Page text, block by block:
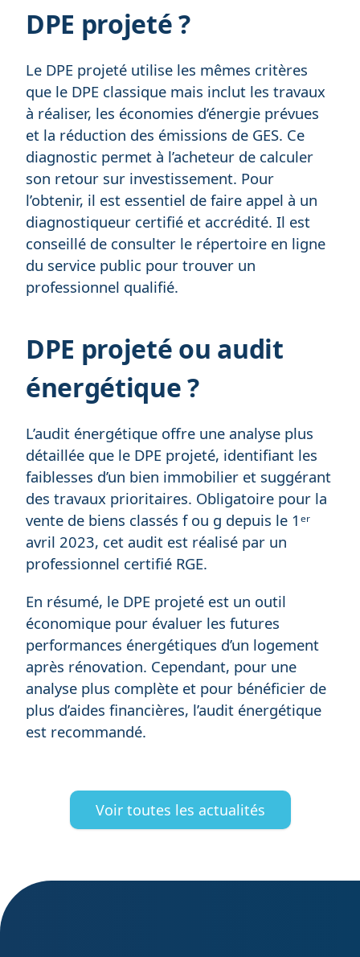
DPE projeté ?
Le DPE projeté utilise les mêmes critères
que le DPE classique mais inclut les travaux
à réaliser, les économies d’énergie prévues
et la réduction des émissions de GES. Ce
diagnostic permet à l’acheteur de calculer
son retour sur investissement. Pour
l’obtenir, il est essentiel de faire appel à un
diagnostiqueur certifié et accrédité. Il est
conseillé de consulter le répertoire en ligne
du service public pour trouver un
professionnel qualifié.
DPE projeté ou audit
énergétique ?
L’audit énergétique offre une analyse plus
détaillée que le DPE projeté, identifiant les
faiblesses d’un bien immobilier et suggérant
des travaux prioritaires. Obligatoire pour la
vente de biens classés f ou g depuis le 1ᵉʳ
avril 2023, cet audit est réalisé par un
professionnel certifié RGE.
En résumé, le DPE projeté est un outil
économique pour évaluer les futures
performances énergétiques d’un logement
après rénovation. Cependant, pour une
analyse plus complète et pour bénéficier de
plus d’aides financières, l’audit énergétique
est recommandé.
Voir toutes les actualités